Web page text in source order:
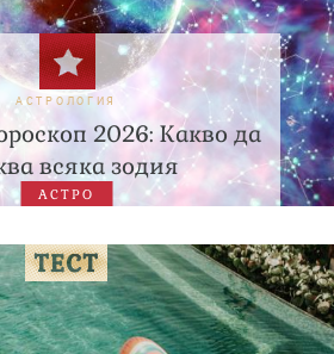
АСТРОЛОГИЯ
2026: Какво да
всяка зодия
АСТРО